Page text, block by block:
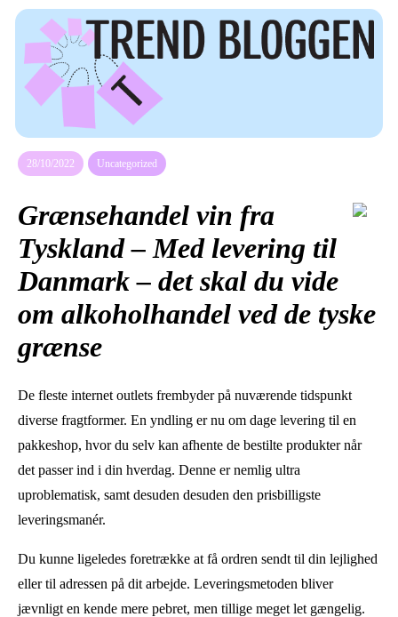
28/10/2022 Uncategorized
Grænsehandel vin fra
Tyskland – Med levering til
Danmark – det skal du vide
om alkoholhandel ved de tyske
grænse
De fleste internet outlets frembyder på nuværende tidspunkt
diverse fragtformer. En yndling er nu om dage levering til en
pakkeshop, hvor du selv kan afhente de bestilte produkter når
det passer ind i din hverdag. Denne er nemlig ultra
uproblematisk, samt desuden desuden den prisbilligste
leveringsmanér.
Du kunne ligeledes foretrække at få ordren sendt til din lejlighed
eller til adressen på dit arbejde. Leveringsmetoden bliver
jævnligt en kende mere pebret, men tillige meget let gængelig.